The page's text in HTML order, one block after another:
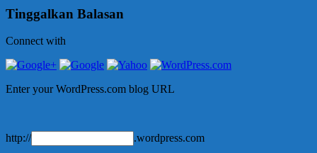
Tinggalkan Balasan
Connect with
Enter your WordPress.com blog URL
http:// .wordpress.com